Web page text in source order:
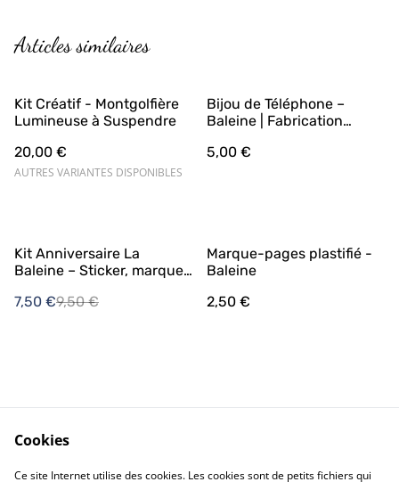
Articles similaires
Kit Créatif - Montgolfière
Lumineuse à Suspendre
20,00 €
AUTRES VARIANTES DISPONIBLES
Bijou de Téléphone –
Baleine | Fabrication
5,00 €
%
Kit Anniversaire La
Baleine – Sticker, marque-
(édition limitée)
7,50 €9,50 €
Marque-pages plastifié -
Baleine
2,50 €
Contact Us
Legal Terms
Cookies
Ce site Internet utilise des cookies. Les cookies sont de petits fichiers qui